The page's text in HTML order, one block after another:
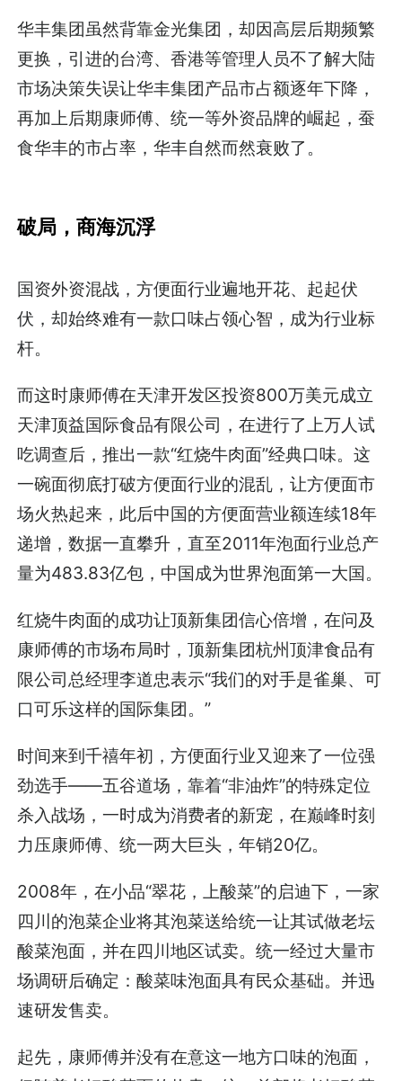
华丰集团虽然背靠金光集团，却因高层后期频繁
更换，引进的台湾、香港等管理人员不了解大陆
市场决策失误让华丰集团产品市占额逐年下降，
再加上后期康师傅、统一等外资品牌的崛起，蚕
食华丰的市占率，华丰自然而然衰败了。
破局，商海沉浮
国资外资混战，方便面行业遍地开花、起起伏
伏，却始终难有一款口味占领心智，成为行业标
杆。
而这时康师傅在天津开发区投资800万美元成立
天津顶益国际食品有限公司，在进行了上万人试
吃调查后，推出一款“红烧牛肉面”经典口味。这
一碗面彻底打破方便面行业的混乱，让方便面市
场火热起来，此后中国的方便面营业额连续18年
递增，数据一直攀升，直至2011年泡面行业总产
量为483.83亿包，中国成为世界泡面第一大国。
红烧牛肉面的成功让顶新集团信心倍增，在问及
康师傅的市场布局时，顶新集团杭州顶津食品有
限公司总经理李道忠表示“我们的对手是雀巢、可
口可乐这样的国际集团。”
时间来到千禧年初，方便面行业又迎来了一位强
劲选手——五谷道场，靠着“非油炸”的特殊定位
杀入战场，一时成为消费者的新宠，在巅峰时刻
力压康师傅、统一两大巨头，年销20亿。
2008年，在小品“翠花，上酸菜”的启迪下，一家
四川的泡菜企业将其泡菜送给统一让其试做老坛
酸菜泡面，并在四川地区试卖。统一经过大量市
场调研后确定：酸菜味泡面具有民众基础。并迅
速研发售卖。
起先，康师傅并没有在意这一地方口味的泡面，